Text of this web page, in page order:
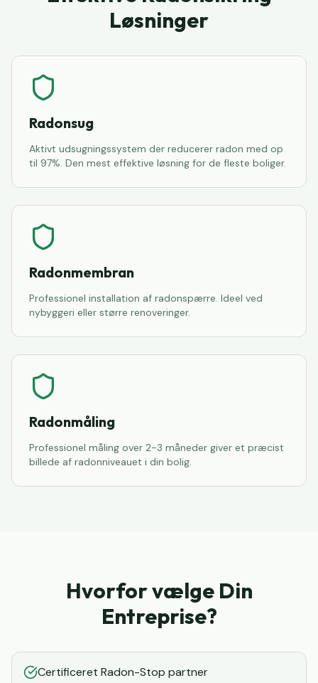
Løsninger
Radonsug
Aktivt udsugningssystem der reducerer radon med op
til 97%. Den mest effektive løsning for de fleste boliger.
Radonmembran
Professionel installation af radonspærre. Ideel ved
nybyggeri eller større renoveringer.
Radonmåling
Professionel måling over 2-3 måneder giver et præcist
billede af radonniveauet i din bolig.
Hvorfor vælge Din
Entreprise?
Certificeret Radon-Stop partner